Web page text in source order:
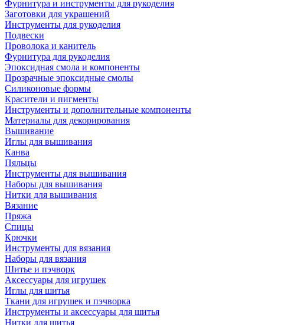
Фурнитура и инструменты для рукоделия
Заготовки для украшений
Инструменты для рукоделия
Подвески
Проволока и канитель
Фурнитура для рукоделия
Эпоксидная смола и компоненты
Прозрачные эпоксидные смолы
Силиконовые формы
Красители и пигменты
Инструменты и дополнительные компоненты
Материалы для декорирования
Вышивание
Иглы для вышивания
Канва
Пяльцы
Инструменты для вышивания
Наборы для вышивания
Нитки для вышивания
Вязание
Пряжа
Спицы
Крючки
Инструменты для вязания
Наборы для вязания
Шитье и пэчворк
Аксессуары для игрушек
Иглы для шитья
Ткани для игрушек и пэчворка
Инструменты и аксессуары для шитья
Нитки для шитья